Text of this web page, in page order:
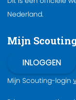
Nederland.
Mijn
Mijn Scouting-login